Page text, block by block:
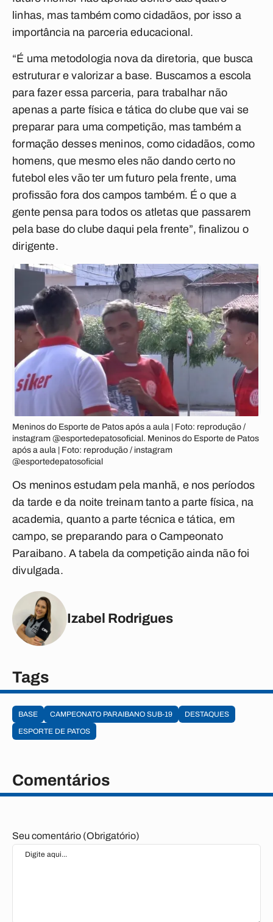
linhas, mas também como cidadãos, por isso a
importância na parceria educacional.
“É uma metodologia nova da diretoria, que busca
estruturar e valorizar a base. Buscamos a escola
para fazer essa parceria, para trabalhar não
apenas a parte física e tática do clube que vai se
preparar para uma competição, mas também a
formação desses meninos, como cidadãos, como
homens, que mesmo eles não dando certo no
futebol eles vão ter um futuro pela frente, uma
profissão fora dos campos também. É o que a
gente pensa para todos os atletas que passarem
pela base do clube daqui pela frente”, finalizou o
dirigente.
Meninos do Esporte de Patos após a aula | Foto: reprodução /
instagram @esportedepatosoficial. Meninos do Esporte de Patos
após a aula | Foto: reprodução / instagram
@esportedepatosoficial
Os meninos estudam pela manhã, e nos períodos
da tarde e da noite treinam tanto a parte física, na
academia, quanto a parte técnica e tática, em
campo, se preparando para o Campeonato
Paraibano. A tabela da competição ainda não foi
divulgada.
Izabel Rodrigues
Tags
BASE CAMPEONATO PARAIBANO SUB-19
DESTAQUES
ESPORTE DE PATOS
Comentários
Seu comentário (Obrigatório)